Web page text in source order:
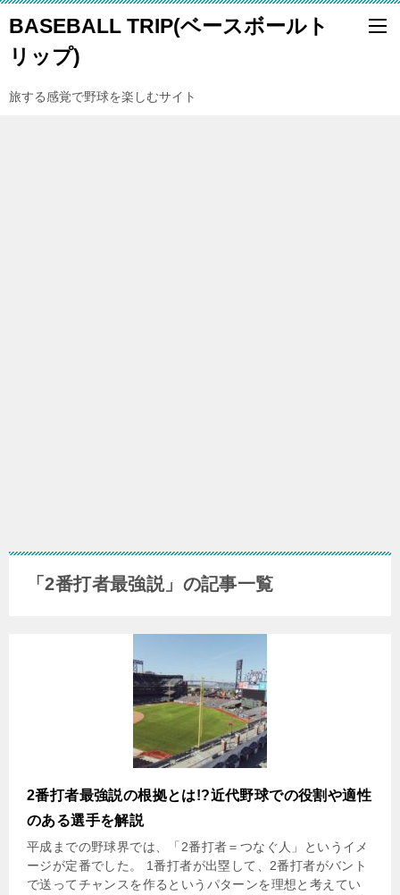
BASEBALL TRIP(ベースボールト
リップ)
旅する感覚で野球を楽しむサイト
「2番打者最強説」の記事一覧
2番打者最強説の根拠とは!?近代野球での役割や適性
のある選手を解説
平成までの野球界では、「2番打者＝つなぐ人」というイメ
ージが定番でした。 1番打者が出塁して、2番打者がバント
で送ってチャンスを作るというパターンを理想と考えてい